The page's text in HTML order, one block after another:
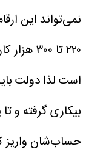
نمی‌تواند این
۲۲۰ تا
است لذا دولت
بیکاری گرفته و
حساب‌شان واریز